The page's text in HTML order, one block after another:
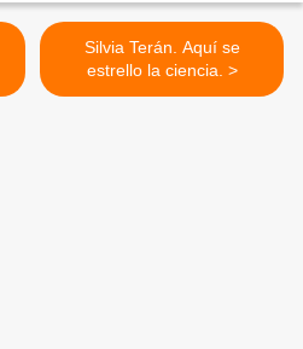
Silvia Terán. Aquí se
estrello la ciencia. >